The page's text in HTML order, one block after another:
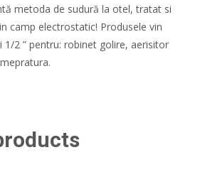
metoda de sudură la otel, tratat si
camp electrostatic! Produsele vin
1/2 ” pentru: robinet golire, aerisitor